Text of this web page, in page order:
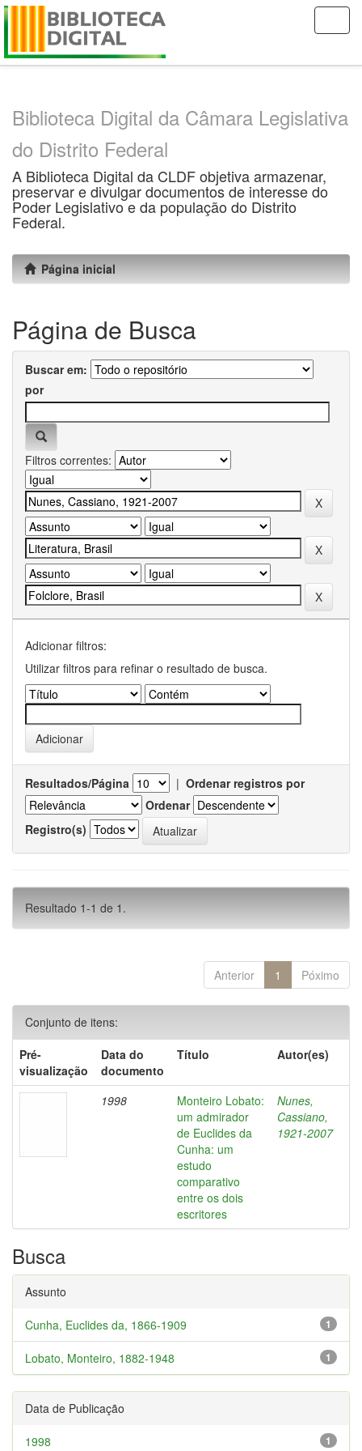
Skip
Biblioteca Digital da Câmara Legislativa
do Distrito Federal
A Biblioteca Digital da CLDF objetiva armazenar,
preservar e divulgar documentos de interesse do
Poder Legislativo e da população do Distrito
Federal.
Página inicial
Página de Busca
Buscar em:
por
Filtros correntes:
Adicionar filtros:
Utilizar filtros para refinar o resultado de busca.
Resultados/Página | Ordenar registros por
Ordenar
Registro(s)
Resultado 1-1 de 1.
Anterior 1 Póximo
Conjunto de itens:
Pré-
visualização
Data do
documento
Título Autor(es)
1998
Monteiro Lobato:
um admirador
de Euclides da
Cunha: um
estudo
comparativo
entre os dois
escritores
Nunes,
Cassiano,
1921-2007
Busca
Assunto
1
Cunha, Euclides da, 1866-1909
1
Lobato, Monteiro, 1882-1948
Data de Publicação
1
1998